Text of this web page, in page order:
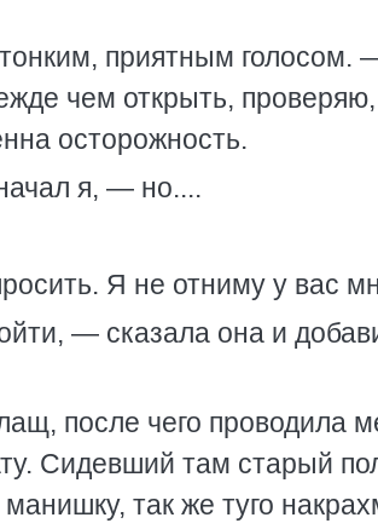
приятным голосом.
чем открыть,
осторожность.
я, — но....
Я не отниму у вас
— сказала она и
после чего проводила
Сидевший там старый
так же туго